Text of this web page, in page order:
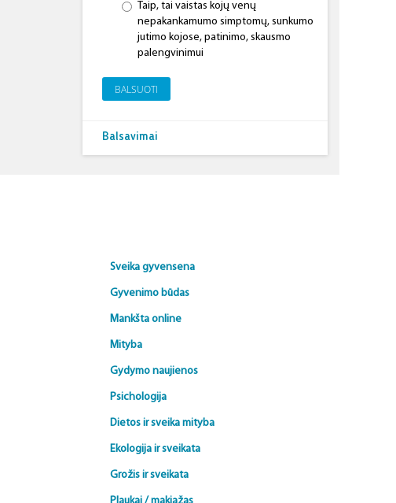
Taip, tai vaistas kojų venų
nepakankamumo simptomų, sunkumo
jutimo kojose, patinimo, skausmo
palengvinimui
BALSUOTI
Balsavimai
Sveika gyvensena
Gyvenimo būdas
Mankšta online
Mityba
Gydymo naujienos
Psichologija
Dietos ir sveika mityba
Ekologija ir sveikata
Grožis ir sveikata